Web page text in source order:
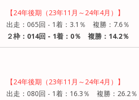
【24年後期（23年11月～24年4月）】
出走：065回 - 1着：3.1％ 複勝：7.6％
２枠：014回 - 1着：0％ 複勝：14.2％
【24年後期（23年11月～24年4月）】
出走：080回 - 1着：16.3％ 複勝：26.2％